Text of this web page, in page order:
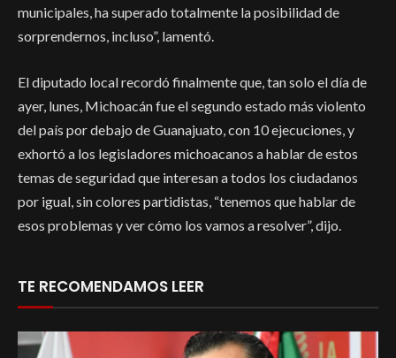
municipales, ha superado totalmente la posibilidad de
sorprendernos, incluso”, lamentó.
El diputado local recordó finalmente que, tan solo el día de
ayer, lunes, Michoacán fue el segundo estado más violento
del país por debajo de Guanajuato, con 10 ejecuciones, y
exhortó a los legisladores michoacanos a hablar de estos
temas de seguridad que interesan a todos los ciudadanos
por igual, sin colores partidistas, “tenemos que hablar de
esos problemas y ver cómo los vamos a resolver”, dijo.
TE RECOMENDAMOS LEER